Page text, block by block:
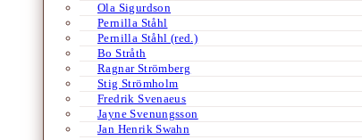
Ola Sigurdson
Pernilla Ståhl
Pernilla Ståhl (red.)
Bo Stråth
Ragnar Strömberg
Stig Strömholm
Fredrik Svenaeus
Jayne Svenungsson
Jan Henrik Swahn